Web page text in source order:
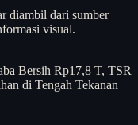
diambil dari sumber
visual.
Bersih Rp17,8 T, TSR
di Tengah Tekanan